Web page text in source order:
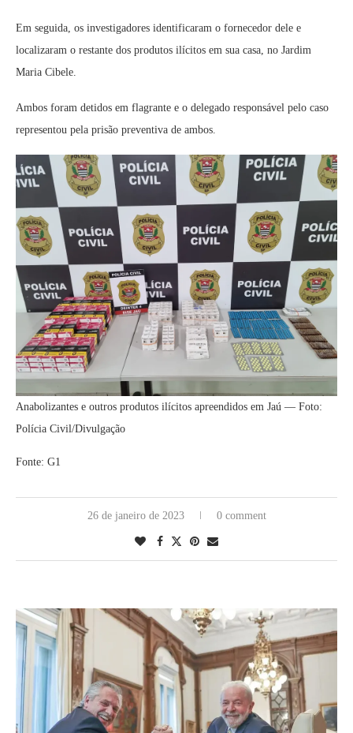
Em seguida, os investigadores identificaram o fornecedor dele e
localizaram o restante dos produtos ilícitos em sua casa, no Jardim
Maria Cibele.
Ambos foram detidos em flagrante e o delegado responsável pelo caso
representou pela prisão preventiva de ambos.
Anabolizantes e outros produtos ilícitos apreendidos em Jaú — Foto:
Polícia Civil/Divulgação
Fonte: G1
26 de janeiro de 2023 0 comment